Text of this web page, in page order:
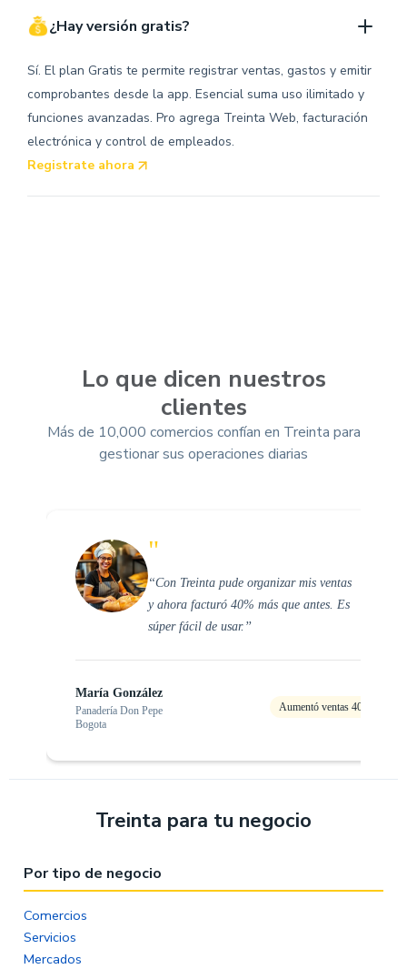
¿Hay versión gratis?
Sí. El plan Gratis te permite registrar ventas, gastos y emitir
comprobantes desde la app. Esencial suma uso ilimitado y
funciones avanzadas. Pro agrega Treinta Web, facturación
electrónica y control de empleados.
Registrate ahora
Lo que dicen nuestros
clientes
Más de 10,000 comercios confían en Treinta para
gestionar sus operaciones diarias
"
‘‘Con Treinta pude organizar mis ventas
y ahora facturó 40% más que antes. Es
súper fácil de usar.’’
María González
Panadería Don Pepe
Bogota
Aumentó ventas 40%
Treinta para tu negocio
Por tipo de negocio
Comercios
Servicios
Mercados